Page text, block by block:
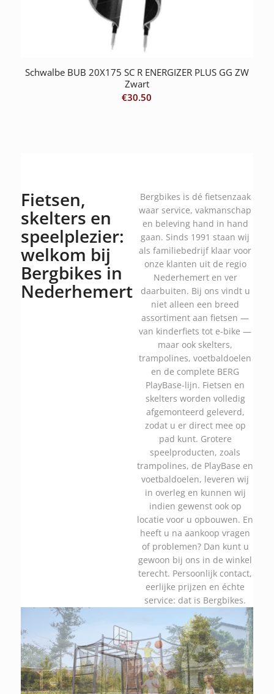
Schwalbe BUB 20X175 SC R ENERGIZER PLUS GG ZW
Zwart
€30.50
Fietsen,
skelters en
speelplezier:
welkom bij
Bergbikes in
Nederhemert
Bergbikes is dé fietsenzaak
waar service, vakmanschap
en beleving hand in hand
gaan. Sinds 1991 staan wij
als familiebedrijf klaar voor
onze klanten uit de regio
Nederhemert en ver
daarbuiten. Bij ons vindt u
niet alleen een breed
assortiment aan fietsen —
van kinderfiets tot e-bike —
maar ook skelters,
trampolines, voetbaldoelen
en de complete BERG
PlayBase-lijn. Fietsen en
skelters worden volledig
afgemonteerd geleverd,
zodat u er direct mee op
pad kunt. Grotere
speelproducten, zoals
trampolines, de PlayBase en
voetbaldoelen, leveren wij
in overleg en kunnen wij
indien gewenst ook op
locatie voor u opbouwen. En
heeft u na aankoop vragen
of problemen? Dan kunt u
gewoon bij ons in de winkel
terecht. Persoonlijk contact,
eerlijke prijzen en échte
service: dat is Bergbikes.